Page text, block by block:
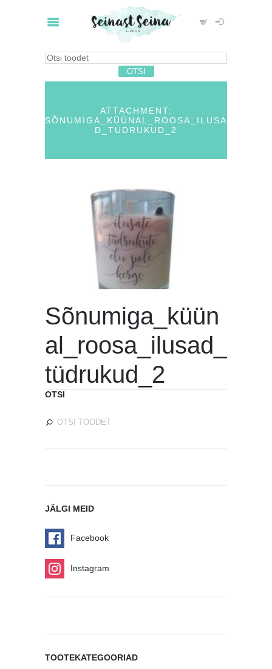
ATTACHMENT:
SÕNUMIGA_KÜÜNAL_ROOSA_ILUSA
D_TÜDRUKUD_2
Sõnumiga_küün
al_roosa_ilusad_
tüdrukud_2
OTSI
JÄLGI MEID
Facebook
Instagram
TOOTEKATEGOORIAD